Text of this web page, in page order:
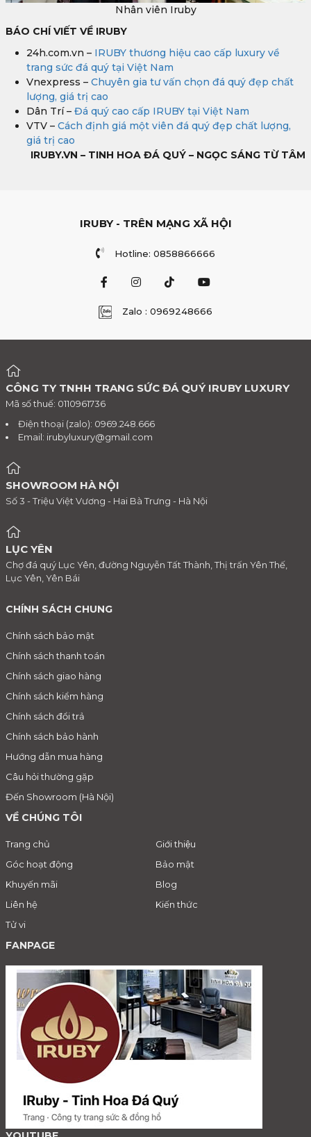
Nhân viên Iruby
BÁO CHÍ VIẾT VỀ IRUBY
24h.com.vn – IRUBY thương hiệu cao cấp luxury về
trang sức đá quý tại Việt Nam
Vnexpress – Chuyên gia tư vấn chọn đá quý đẹp chất
lượng, giá trị cao
Dân Trí – Đá quý cao cấp IRUBY tại Việt Nam
VTV – Cách định giá một viên đá quý đẹp chất lượng,
giá trị cao
IRUBY.VN – TINH HOA ĐÁ QUÝ – NGỌC SÁNG TỪ TÂM
IRUBY - TRÊN MẠNG XÃ HỘI
Hotline: 0858866666
Zalo : 0969248666
CÔNG TY TNHH TRANG SỨC ĐÁ QUÝ IRUBY LUXURY
Mã số thuế: 0110961736
Điện thoại (zalo): 0969.248.666
Email: irubyluxury@gmail.com
SHOWROOM HÀ NỘI
Số 3 - Triệu Việt Vương - Hai Bà Trưng - Hà Nội
LỤC YÊN
Chợ đá quý Lục Yên, đường Nguyễn Tất Thành, Thị trấn Yên Thế,
Lục Yên, Yên Bái
CHÍNH SÁCH CHUNG
Chính sách bảo mật
Chính sách thanh toán
Chính sách giao hàng
Chính sách kiểm hàng
Chính sách đổi trả
Chính sách bảo hành
Hướng dẫn mua hàng
Câu hỏi thường gặp
Đến Showroom (Hà Nội)
VỀ CHÚNG TÔI
Trang chủ
Giới thiệu
Góc hoạt động
Bảo mật
Khuyến mãi
Blog
Liên hệ
Kiến thức
Tử vi
FANPAGE